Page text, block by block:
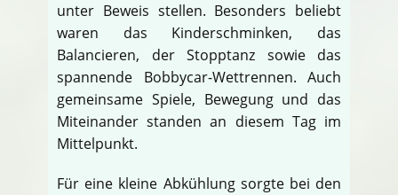
unter Beweis stellen. Besonders beliebt
waren das Kinderschminken, das
Balancieren, der Stopptanz sowie das
spannende Bobbycar-Wettrennen. Auch
gemeinsame Spiele, Bewegung und das
Miteinander standen an diesem Tag im
Mittelpunkt.
Für eine kleine Abkühlung sorgte bei den